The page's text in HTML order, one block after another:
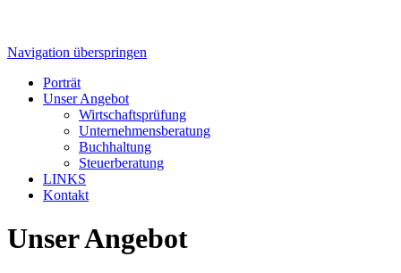
Navigation überspringen
Porträt
Unser Angebot
Wirtschaftsprüfung
Unternehmensberatung
Buchhaltung
Steuerberatung
LINKS
Kontakt
Unser Angebot